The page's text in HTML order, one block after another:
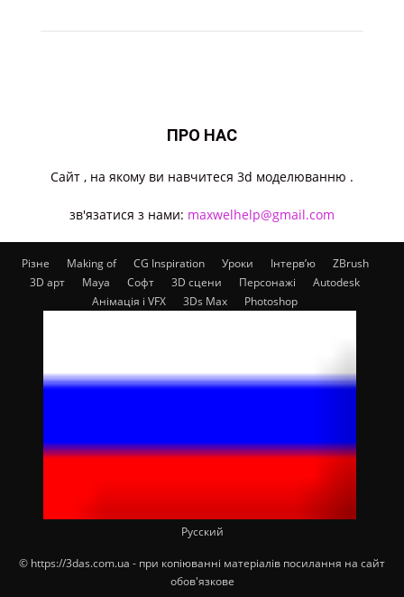
ПРО НАС
Cайт , на якому ви навчитеся 3d моделюванню .
зв'язатися з нами: maxwelhelp@gmail.com
Різне Making of CG Inspiration Уроки Інтерв’ю
ZBrush
3D арт
Maya Софт 3D сцени Персонажі
Autodesk
Анімація і VFX
3Ds Max Photoshop
Русский
© https://3das.com.ua - при копіюванні матеріалів посилання на сайт
обов'язкове